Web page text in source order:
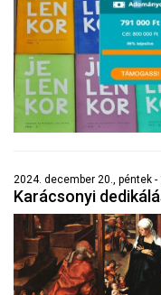
2024. december 20., péntek
Karácsonyi